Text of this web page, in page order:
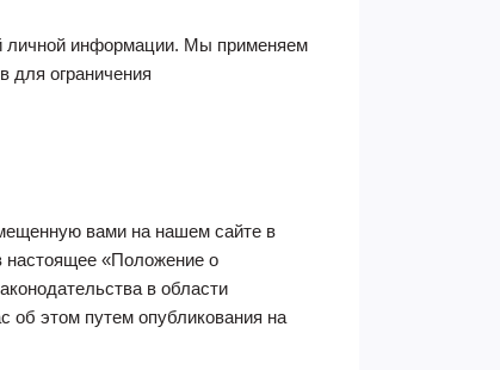
личной информации. Мы применяем
для ограничения
вами на нашем сайте в
настоящее «Положение о
в области
этом путем опубликования на